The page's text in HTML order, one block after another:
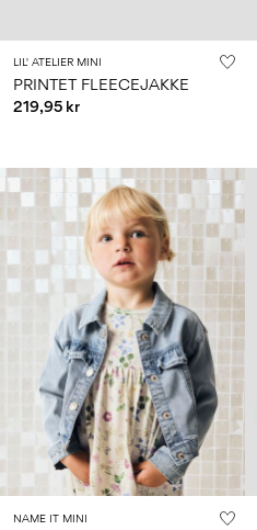
LIL' ATELIER MINI
PRINTET FLEECEJAKKE
219,95 kr
NAME IT MINI